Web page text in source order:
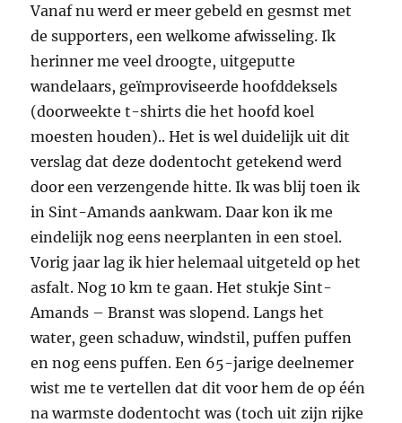
Vanaf nu werd er meer gebeld en gesmst met
de supporters, een welkome afwisseling. Ik
herinner me veel droogte, uitgeputte
wandelaars, geïmproviseerde hoofddeksels
(doorweekte t-shirts die het hoofd koel
moesten houden).. Het is wel duidelijk uit dit
verslag dat deze dodentocht getekend werd
door een verzengende hitte. Ik was blij toen ik
in Sint-Amands aankwam. Daar kon ik me
eindelijk nog eens neerplanten in een stoel.
Vorig jaar lag ik hier helemaal uitgeteld op het
asfalt. Nog 10 km te gaan. Het stukje Sint-
Amands – Branst was slopend. Langs het
water, geen schaduw, windstil, puffen puffen
en nog eens puffen. Een 65-jarige deelnemer
wist me te vertellen dat dit voor hem de op één
na warmste dodentocht was (toch uit zijn rijke